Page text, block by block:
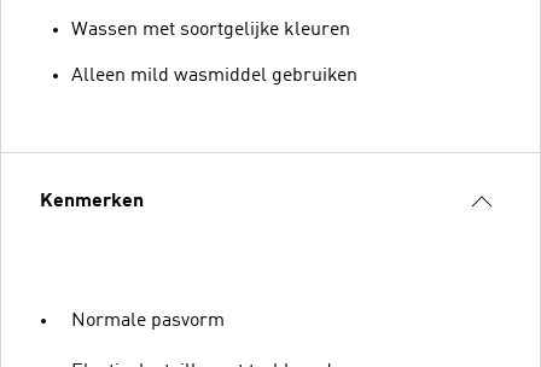
Wassen met soortgelijke kleuren
Alleen mild wasmiddel gebruiken
Kenmerken
Normale pasvorm